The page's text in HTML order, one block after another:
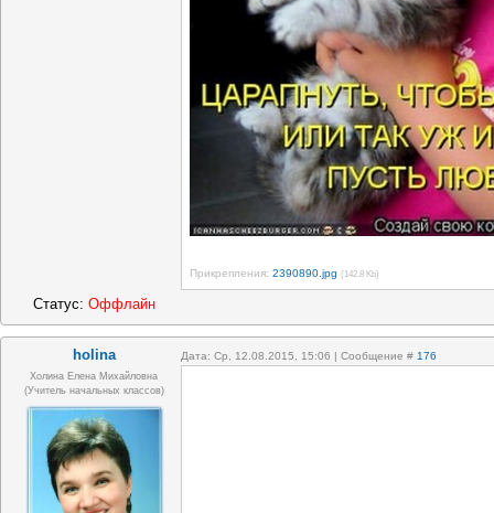
Прикрепления: 2390890.jpg (142.8 Kb)
Статус: Оффлайн
holina Дата: Ср, 12.08.2015, 15:06 | Сообщение # 176
Холина Елена Михайловна
(учитель начальных классов)